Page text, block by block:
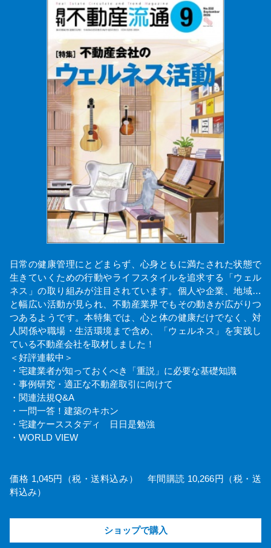
日常の健康管理にとどまらず、心身ともに満たされた状態で
生きていくための行動やライフスタイルを追求する「ウェル
ネス」の取り組みが注目されています。個人や企業、地域…
と幅広い活動が見られ、不動産業界でもその動きが広がりつ
つあるようです。本特集では、心と体の健康だけでなく、対
人関係や職場・生活環境まで含め、「ウェルネス」を実践し
ている不動産会社を取材しました！
＜好評連載中＞
・宅建業者が知っておくべき「重説」に必要な基礎知識
・事例研究・適正な不動産取引に向けて
・関連法規Q&A
・一問一答！建築のキホン
・宅建ケーススタディ 日日是勉強
・WORLD VIEW
価格 1,045円（税・送料込み） 年間購読 10,266円（税・送
料込み）
ショップで購入